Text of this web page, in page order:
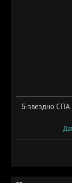
5-звездно СПА